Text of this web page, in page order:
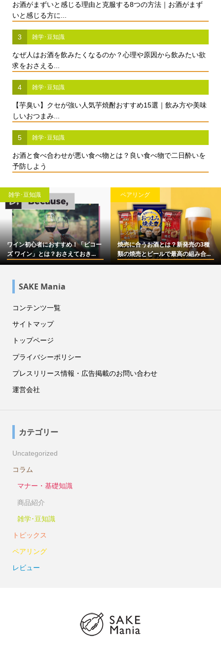
お酒がまずいと感じる理由と克服する8つの方法｜お酒がまず
いと感じる方に...
3 雑学･豆知識
なぜ人はお酒を飲みたくなるのか？心理や原因から飲みたい欲
求をおさえる...
4 雑学･豆知識
【芋臭い】クセが強い人気芋焼酎おすすめ15選｜飲み方や美味
しいおつまみ...
5 雑学･豆知識
お酒と食べ合わせが悪い食べ物とは？良い食べ物で二日酔いを
予防しよう
雑学･豆知識
ワイン初心者におすすめ！「ビコー
ズ ワイン」とは？おさえておき...
ペアリング
焼売に合うお酒とは？新発売の3種
類の焼売とビールで最高の組み合...
SAKE Mania
コンテンツ一覧
サイトマップ
トップページ
プライバシーポリシー
プレスリリース情報・広告掲載のお問い合わせ
運営会社
カテゴリー
Uncategorized
コラム
マナー・基礎知識
商品紹介
雑学･豆知識
トピックス
ペアリング
レビュー